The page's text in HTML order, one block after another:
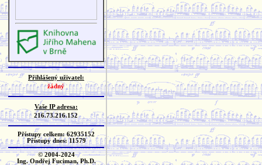
Přihlášený uživatel:
žádný
Vaše IP adresa:
216.73.216.152
Přístupy celkem: 62935152
Přístupy dnes: 11579
© 2004-2024
Ing. Ondřej Fuciman, Ph.D.